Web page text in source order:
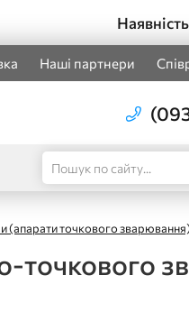
Наші партнери
(апарати точкового
точкового